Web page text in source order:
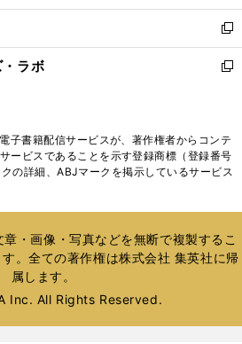
開
く
ウ
で
開
く
ン
ド
ウ
で
ウ
ィ
ン
ド
く
新
し
い
ド
ウ
で
ラボ
新
ィ
ン
ド
開
く
子書籍配信サービスが、著作権者からコンテ
ービスであることを示す登録商標（登録番号
の詳細、ABJマークを掲示しているサービス
・画像・写真などを無断で複製するこ
。全ての著作権は株式会社 集英社に帰
属します。
Inc. All Rights Reserved.